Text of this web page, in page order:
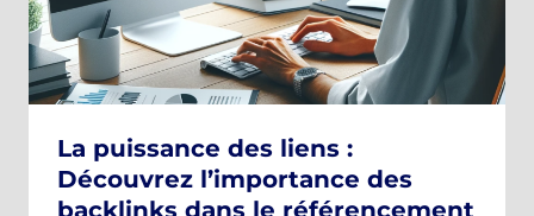
La puissance des liens :
Découvrez l’importance des
backlinks dans le référencement